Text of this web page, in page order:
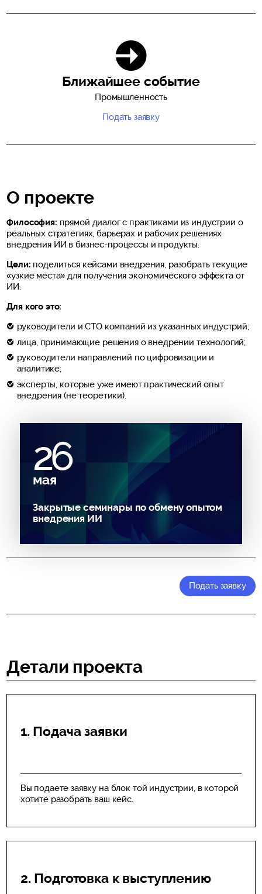
Ближайшее событие
Промышленность
Подать заявку
О проекте
Философия: прямой диалог с практиками из индустрии о
реальных стратегиях, барьерах и рабочих решениях
внедрения ИИ в бизнес-процессы и продукты.
Цели: поделиться кейсами внедрения, разобрать текущие
«узкие места» для получения экономического эффекта от
ИИ.
Для кого это:
руководители и CTO компаний из указанных индустрий;
лица, принимающие решения о внедрении технологий;
руководители направлений по цифровизации и
аналитике;
эксперты, которые уже имеют практический опыт
внедрения (не теоретики).
26
мая
Закрытые семинары по обмену опытом
внедрения ИИ
Подать заявку
Детали проекта
Вы подаете заявку на блок той индустрии, в которой
хотите разобрать ваш кейс.
1. Подача заявки
2. Подготовка к выступлению